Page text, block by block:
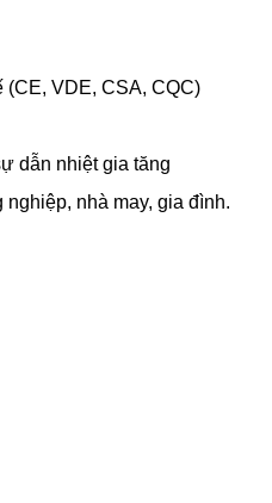
VDE, CSA, CQC)
dẫn nhiệt gia tăng
nhà may, gia đình.